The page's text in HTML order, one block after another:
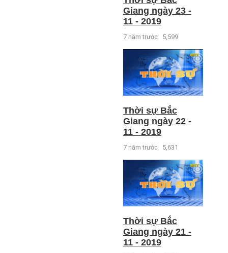
Giang ngày 23 -
11 - 2019
7 năm trước 5,599
Thời sự Bắc
Giang ngày 22 -
11 - 2019
7 năm trước 5,631
Thời sự Bắc
Giang ngày 21 -
11 - 2019